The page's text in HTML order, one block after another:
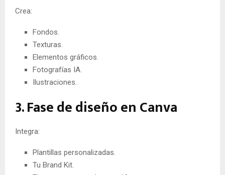
Crea:
Fondos.
Texturas.
Elementos gráficos.
Fotografías IA.
Ilustraciones.
3. Fase de diseño en Canva
Integra:
Plantillas personalizadas.
Tu Brand Kit.